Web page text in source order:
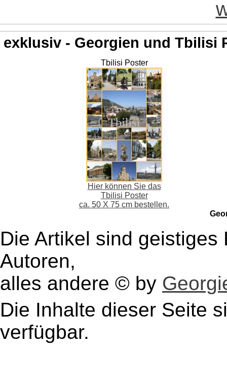
exklusiv - Georgien und Tbilisi
Tbilisi Poster
Hier können Sie das
Tbilisi Poster
ca. 50 X 75 cm bestellen.
Die Artikel sind
Autoren,
alles andere © by
Die Inhalte dieser Seite
verfügbar.